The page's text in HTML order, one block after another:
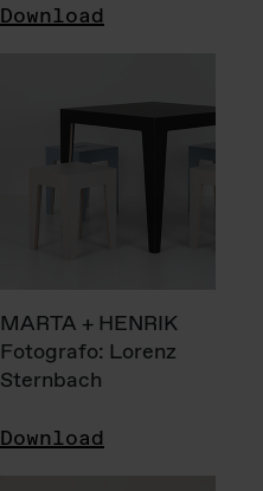
Download
MARTA + HENRIK
Fotografo: Lorenz
Sternbach
Download